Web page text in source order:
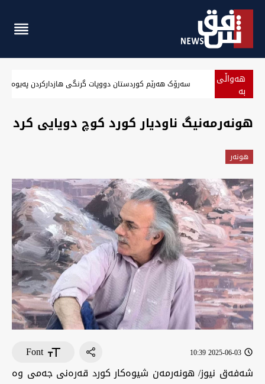
هەواڵی
بە سەرۆک هەرێم کوردستان دووپات گرنگی هازدارکردن
هونەرمەنیگ ناودیار کورد کوچ دویایی کرد
هونه‌ر
2025-06-03 10:39
Font
شەفەق نیوز/ هونەرمەن شیوەکار کورد قەرەنی جەمی وە